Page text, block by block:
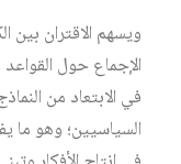
ويسهم الاقتران بين
الإجماع حول القواعد
في الابتعاد من
السياسيين؛ وهو ما